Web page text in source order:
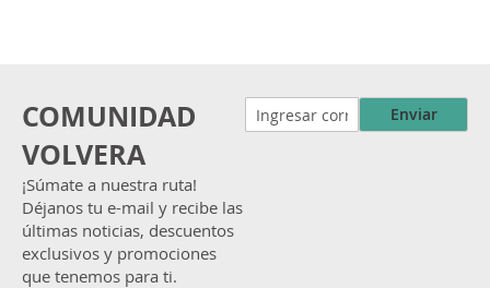
COMUNIDAD
VOLVERA
¡Súmate a nuestra ruta!
Déjanos tu e-mail y recibe las
últimas noticias, descuentos
exclusivos y promociones
que tenemos para ti.
Enviar